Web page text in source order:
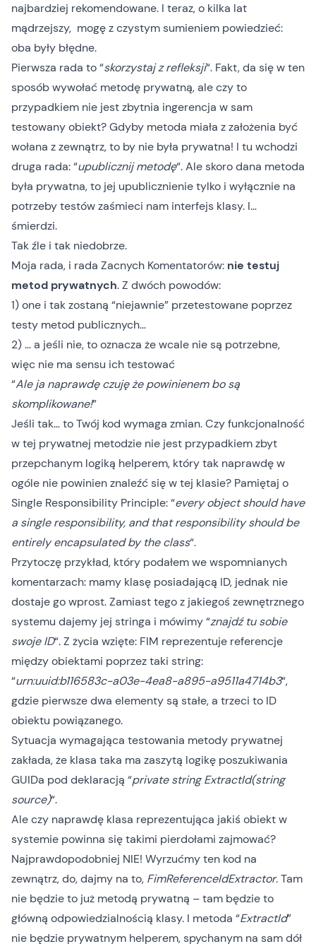
najbardziej rekomendowane. I teraz, o kilka lat
mądrzejszy, mogę z czystym sumieniem powiedzieć:
oba były błędne.
Pierwsza rada to “skorzystaj z refleksji“. Fakt, da się w ten
sposób wywołać metodę prywatną, ale czy to
przypadkiem nie jest zbytnia ingerencja w sam
testowany obiekt? Gdyby metoda miała z założenia być
wołana z zewnątrz, to by nie była prywatna! I tu wchodzi
druga rada: “upublicznij metodę“. Ale skoro dana metoda
była prywatna, to jej upublicznienie tylko i wyłącznie na
potrzeby testów zaśmieci nam interfejs klasy. I…
śmierdzi.
Tak źle i tak niedobrze.
Moja rada, i rada Zacnych Komentatorów: nie testuj
metod prywatnych. Z dwóch powodów:
1) one i tak zostaną “niejawnie” przetestowane poprzez
testy metod publicznych…
2) … a jeśli nie, to oznacza że wcale nie są potrzebne,
więc nie ma sensu ich testować
“Ale ja naprawdę czuję że powinienem bo są
skomplikowane!”
Jeśli tak… to Twój kod wymaga zmian. Czy funkcjonalność
w tej prywatnej metodzie nie jest przypadkiem zbyt
przepchanym logiką helperem, który tak naprawdę w
ogóle nie powinien znaleźć się w tej klasie? Pamiętaj o
Single Responsibility Principle: “every object should have
a single responsibility, and that responsibility should be
entirely encapsulated by the class“.
Przytoczę przykład, który podałem we wspomnianych
komentarzach: mamy klasę posiadającą ID, jednak nie
dostaje go wprost. Zamiast tego z jakiegoś zewnętrznego
systemu dajemy jej stringa i mówimy “znajdź tu sobie
swoje ID“. Z życia wzięte: FIM reprezentuje referencje
między obiektami poprzez taki string:
“urn:uuid:b116583c-a03e-4ea8-a895-a9511a4714b3“,
gdzie pierwsze dwa elementy są stałe, a trzeci to ID
obiektu powiązanego.
Sytuacja wymagająca testowania metody prywatnej
zakłada, że klasa taka ma zaszytą logikę poszukiwania
GUIDa pod deklaracją “private string ExtractId(string
source)“.
Ale czy naprawdę klasa reprezentująca jakiś obiekt w
systemie powinna się takimi pierdołami zajmować?
Najprawdopodobniej NIE! Wyrzućmy ten kod na
zewnątrz, do, dajmy na to, FimReferenceIdExtractor. Tam
nie będzie to już metodą prywatną – tam będzie to
główną odpowiedzialnością klasy. I metoda “ExtractId”
nie będzie prywatnym helperem, spychanym na sam dół